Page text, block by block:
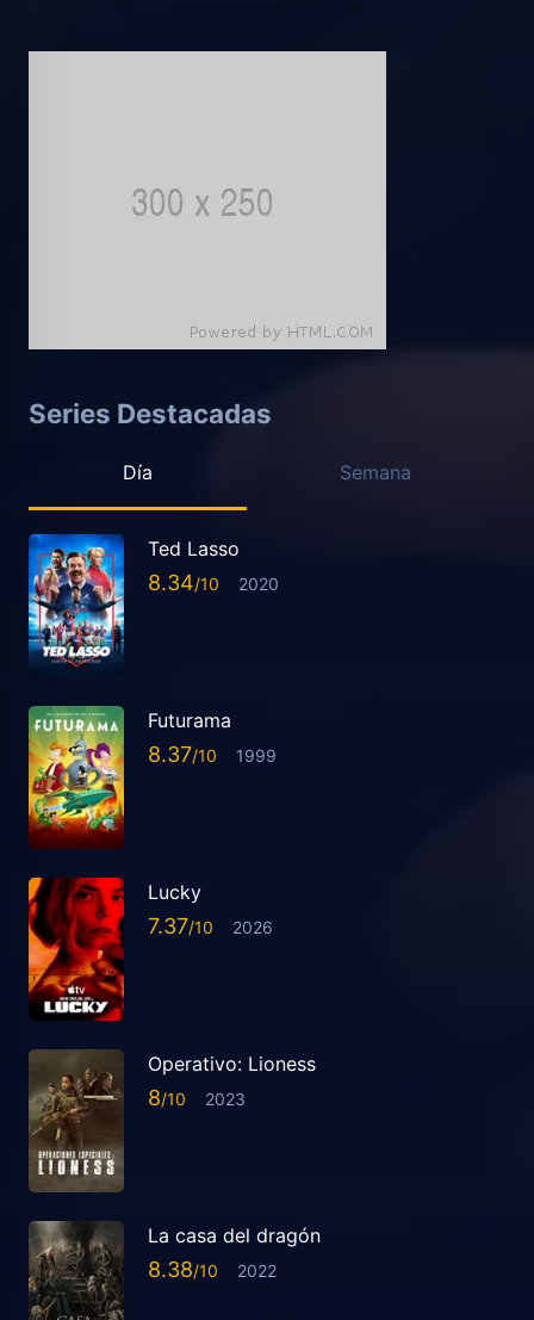
Series Destacadas
Día Semana
Ted Lasso
8.34 2020
Futurama
8.37 1999
Lucky
7.37 2026
Operativo: Lioness
8 2023
La casa del dragón
8.38 2022